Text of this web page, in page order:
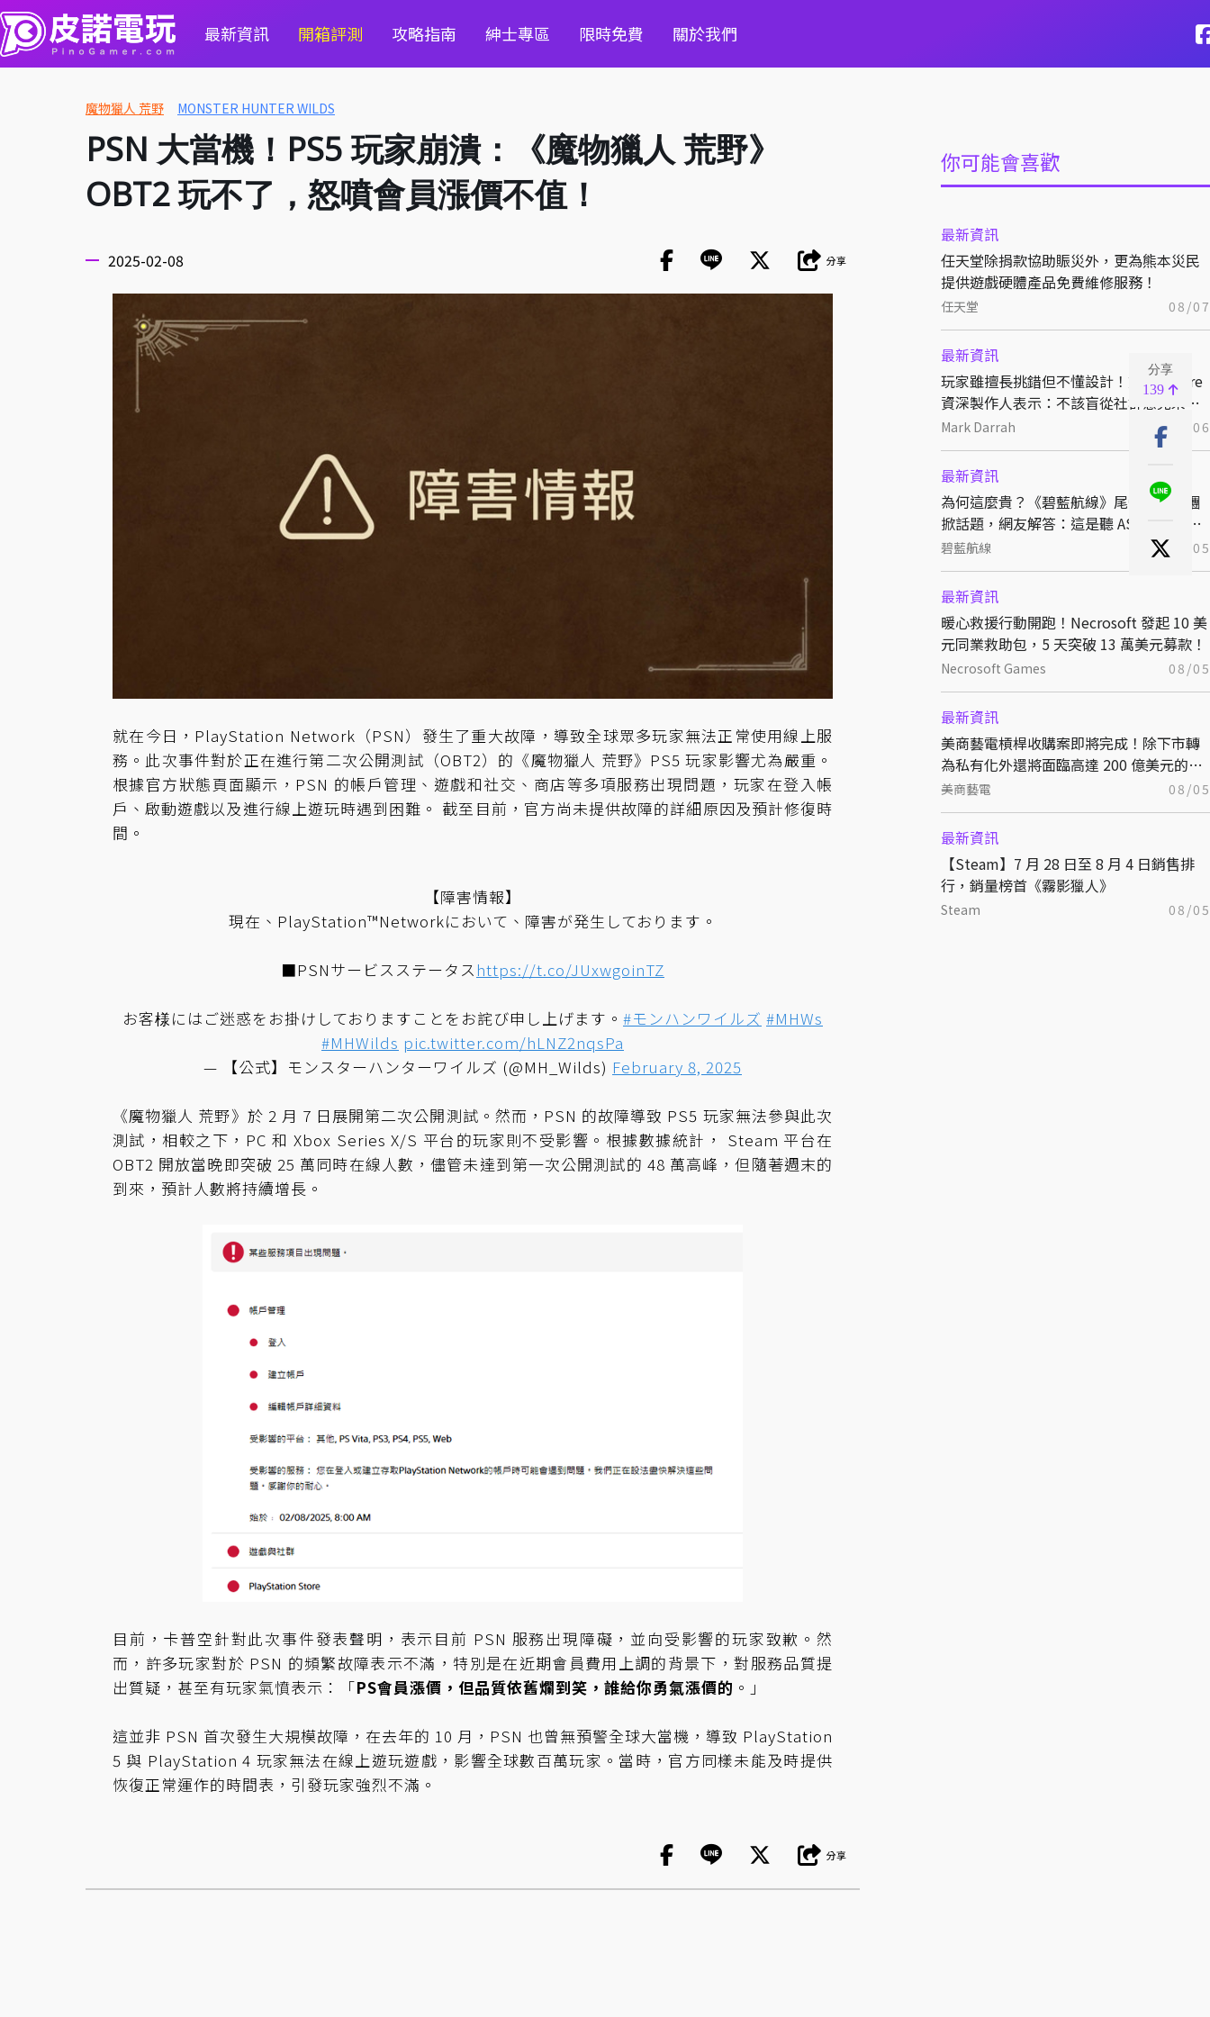
最新資訊 開箱評測 攻略指南 紳士專區 限時免費 關於我們
魔物獵人 荒野 MONSTER HUNTER WILDS
你可能會喜歡
最新資訊
任天堂除捐款協助賑災外，更為熊本災民
提供遊戲硬體產品免費維修服務！
任天堂 08/07
最新資訊
玩家雖擅長挑錯但不懂設計！前 BioWare
資深製作人表示：不該盲從社群意見來決
定開發方向
Mark Darrah 08/06
最新資訊
為何這麼貴？《碧藍航線》尾張辣妹飯糰
掀話題，網友解答：這是聽 ASMR 長大的
特別稻米
碧藍航線 08/05
最新資訊
暖心救援行動開跑！Necrosoft 發起 10 美
元同業救助包，5 天突破 13 萬美元募款！
Necrosoft Games 08/05
最新資訊
美商藝電槓桿收購案即將完成！除下市轉
為私有化外還將面臨高達 200 億美元的債
務！
美商藝電 08/05
最新資訊
【Steam】7 月 28 日至 8 月 4 日銷售排
行，銷量榜首《霧影獵人》
Steam 08/05
分享
139
PSN 大當機！PS5 玩家崩潰：《魔物獵人 荒野》
OBT2 玩不了，怒噴會員漲價不值！
2025-02-08 分享
就在今日，PlayStation Network（PSN）發生了重大故障，導致全球眾多玩家無法正常使用線上服
務。此次事件對於正在進行第二次公開測試（OBT2）的《魔物獵人 荒野》PS5 玩家影響尤為嚴重。
根據官方狀態頁面顯示，PSN 的帳戶管理、遊戲和社交、商店等多項服務出現問題，玩家在登入帳
戶、啟動遊戲以及進行線上遊玩時遇到困難。 截至目前，官方尚未提供故障的詳細原因及預計修復時
間。
【障害情報】
現在、PlayStation™Networkにおいて、障害が発生しております。
■PSNサービスステータス https://t.co/JUxwgoinTZ
お客様にはご迷惑をお掛けしておりますことをお詫び申し上げます。 #モンハンワイルズ #MHWs
#MHWilds pic.twitter.com/hLNZ2nqsPa
— 【公式】モンスターハンターワイルズ (@MH_Wilds) February 8, 2025
《魔物獵人 荒野》於 2 月 7 日展開第二次公開測試。然而，PSN 的故障導致 PS5 玩家無法參與此次
測試，相較之下，PC 和 Xbox Series X/S 平台的玩家則不受影響。根據數據統計， Steam 平台在
OBT2 開放當晚即突破 25 萬同時在線人數，儘管未達到第一次公開測試的 48 萬高峰，但隨著週末的
到來，預計人數將持續增長。
目前，卡普空針對此次事件發表聲明，表示目前 PSN 服務出現障礙，並向受影響的玩家致歉。然
而，許多玩家對於 PSN 的頻繁故障表示不滿，特別是在近期會員費用上調的背景下，對服務品質提
出質疑，甚至有玩家氣憤表示：「PS會員漲價，但品質依舊爛到笑，誰給你勇氣漲價的 。」
這並非 PSN 首次發生大規模故障，在去年的 10 月，PSN 也曾無預警全球大當機，導致 PlayStation
5 與 PlayStation 4 玩家無法在線上遊玩遊戲，影響全球數百萬玩家。當時，官方同樣未能及時提供
恢復正常運作的時間表，引發玩家強烈不滿。
分享